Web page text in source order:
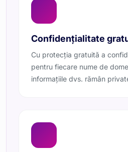
Confidențialitate
Cu protecția gratuită a
pentru fiecare nume de
informațiile dvs. rămân